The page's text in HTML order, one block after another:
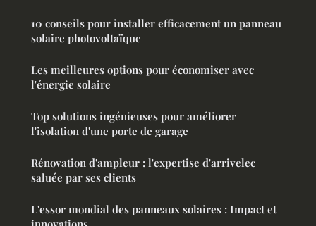
10 conseils pour installer efficacement un panneau
solaire photovoltaïque
Les meilleures options pour économiser avec
l'énergie solaire
Top solutions ingénieuses pour améliorer
l'isolation d'une porte de garage
Rénovation d'ampleur : l'expertise d'arrivelec
saluée par ses clients
L'essor mondial des panneaux solaires : Impact et